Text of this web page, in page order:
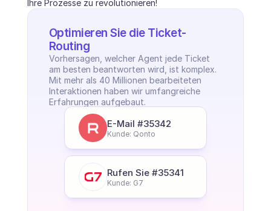
Ihre Prozesse zu revolutionieren!
Optimieren Sie die Ticket-
Routing
Vorhersagen, welcher Agent jede Ticket
am besten beantworten wird, ist komplex.
Mit mehr als 40 Millionen bearbeiteten
Interaktionen haben wir umfangreiche
Erfahrungen aufgebaut.
E-Mail #35342
Kunde: Qonto
Rufen Sie #35341
Kunde: G7